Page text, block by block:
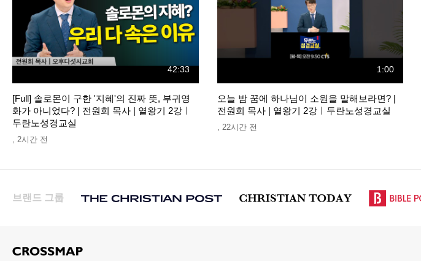
42:33
[Full] 솔로몬이 구한 '지혜'의 진짜 뜻, 부귀영
화가 아니었다? | 전원희 목사 | 열왕기 2강ㅣ
두란노성경교실
2시간 전
1:00
오늘 밤 꿈에 하나님이 소원을 말해보라면? |
전원희 목사 | 열왕기 2강ㅣ두란노성경교실
22시간 전
브랜드 그룹